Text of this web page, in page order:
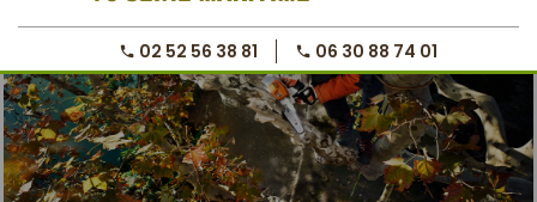
02 52 56 38 81 06 30 88 74 01